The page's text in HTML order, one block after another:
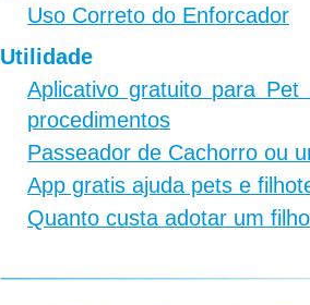
Uso Correto do Enforcador
Utilidade
Aplicativo gratuito para
procedimentos
Passeador de Cachorro ou
App gratis ajuda pets e
Quanto custa adotar um